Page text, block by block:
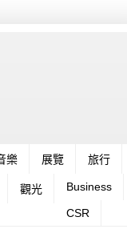
樂 展覽 旅行
觀光 Business
CSR